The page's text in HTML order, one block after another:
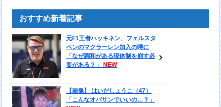
おすすめ新着記事
元F1王者ハッキネン、フェルスタ
ペンのマクラーレン加入の噂に
「なぜ調和がある現体制を崩す必
要がある？」
【画像】 はいだしょうこ（47）
「こんなオバサンでいいの…？」